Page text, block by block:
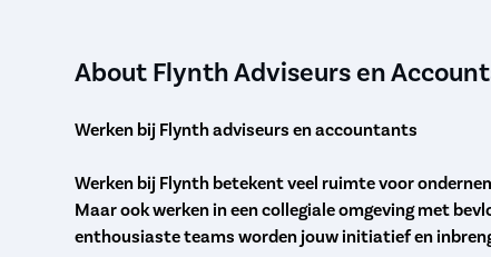
About Flynth Adviseurs en
Werken bij Flynth adviseurs en accountants
Werken bij Flynth betekent veel ruimte voor
Maar ook werken in een collegiale omgeving met
enthousiaste teams worden jouw initiatief en